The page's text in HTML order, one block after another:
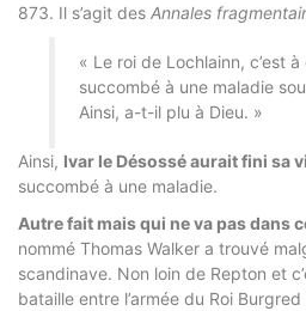
873. Il s’agit des Annales
« Le roi de Lochlainn, c’est
succombé à une maladie
Ainsi, a-t-il plu à Dieu. »
Ainsi, Ivar le Désossé aurait fini sa
succombé à une maladie.
Autre fait mais qui ne va pas dans
nommé Thomas Walker a trouvé
scandinave. Non loin de Repton et
bataille entre l’armée du Roi